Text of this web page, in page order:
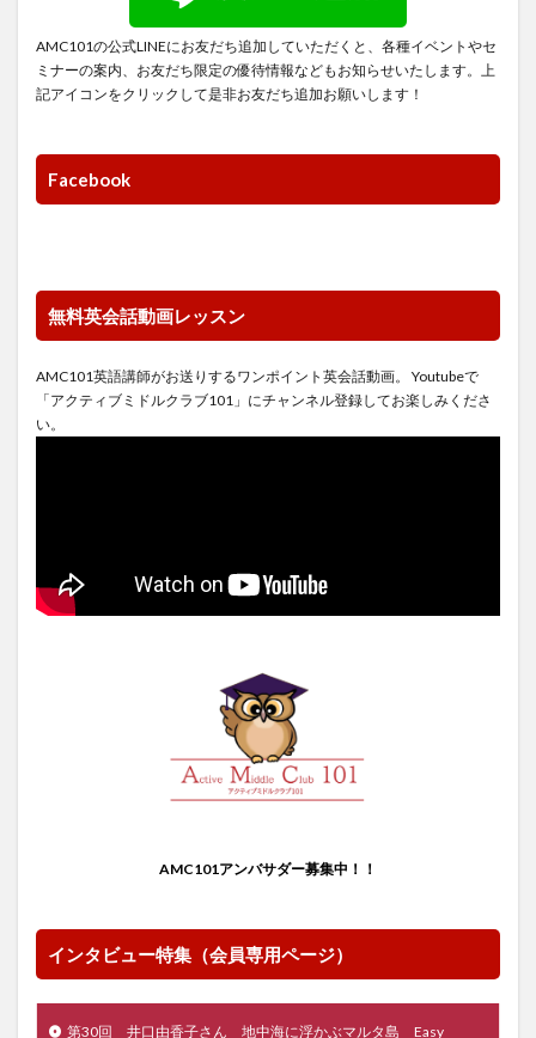
AMC101の公式LINEにお友だち追加していただくと、各種イベントやセ
ミナーの案内、お友だち限定の優待情報などもお知らせいたします。上
記アイコンをクリックして是非お友だち追加お願いします！
Facebook
無料英会話動画レッスン
AMC101英語講師がお送りするワンポイント英会話動画。 Youtubeで
「アクティブミドルクラブ101」にチャンネル登録してお楽しみくださ
い。
AMC101アンバサダー募集中！！
インタビュー特集（会員専用ページ）
第30回 井口由香子さん 地中海に浮かぶマルタ島 Easy